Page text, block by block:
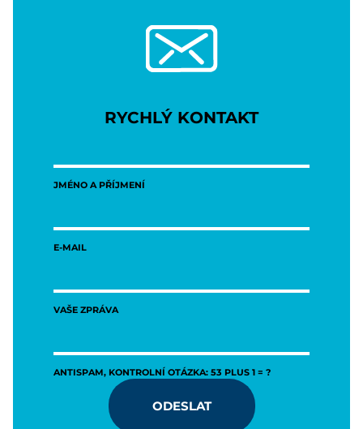
RYCHLÝ KONTAKT
JMÉNO A PŘÍJMENÍ
E-MAIL
VAŠE ZPRÁVA
ANTISPAM, KONTROLNÍ OTÁZKA: 53 PLUS 1 = ?
ODESLAT